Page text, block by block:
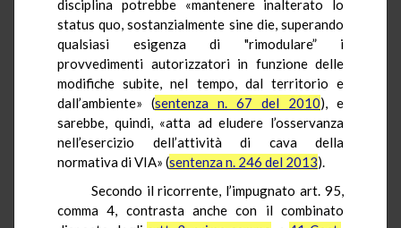
disciplina potrebbe «mantenere inalterato lo
status quo, sostanzialmente sine die, superando
qualsiasi esigenza di "rimodulare” i
provvedimenti autorizzatoriin funzione delle
modifiche subite, nel tempo, dal territorio e
dall’ambiente» (sentenza n. 67 del 2010), e
sarebbe, quindi, «atta ad eludere l’osservanza
nell’esercizio dell’attività di cava della
normativa di VIA» (sentenza n. 246 del 2013).
Secondo il ricorrente, l’impugnato art. 95,
comma 4, contrasta anche con il combinato